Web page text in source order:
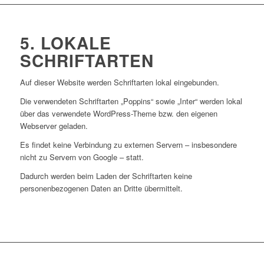
5. LOKALE
SCHRIFTARTEN
Auf dieser Website werden Schriftarten lokal eingebunden.
Die verwendeten Schriftarten „Poppins“ sowie „Inter“ werden lokal
über das verwendete WordPress-Theme bzw. den eigenen
Webserver geladen.
Es findet keine Verbindung zu externen Servern – insbesondere
nicht zu Servern von Google – statt.
Dadurch werden beim Laden der Schriftarten keine
personenbezogenen Daten an Dritte übermittelt.